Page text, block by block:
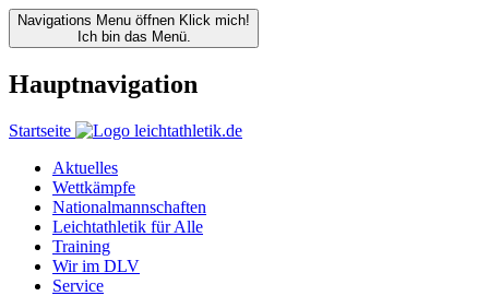
Navigations Menu öffnen Klick mich!
Ich bin das Menü.
Hauptnavigation
Startseite
Aktuelles
Wettkämpfe
Nationalmannschaften
Leichtathletik für Alle
Training
Wir im DLV
Service